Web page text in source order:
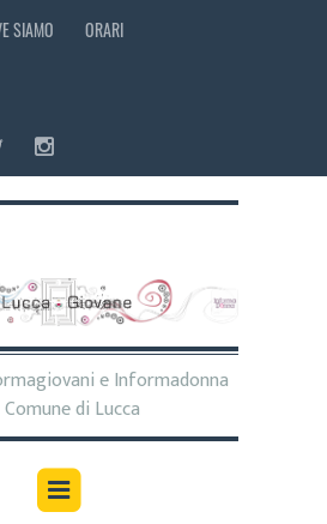
SIAMO ORARI
e Informadonna
di Lucca